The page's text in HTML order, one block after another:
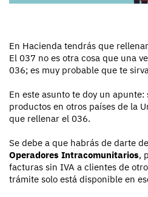
En Hacienda tendrás que
El 037 no es otra cosa que una
036; es muy probable que te
En este asunto te doy un
productos en otros países de la
que rellenar el 036.
Se debe a que habrás de darte
Operadores Intracomunitarios,
facturas sin IVA a clientes de
trámite solo está disponible en